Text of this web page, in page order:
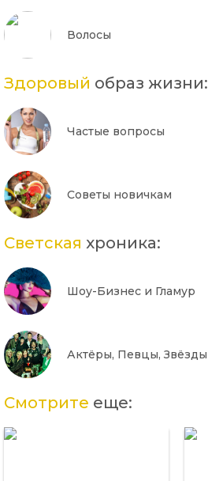
Волосы
Здоровый образ жизни:
Частые вопросы
Советы новичкам
Светская хроника:
Шоу-Бизнес и Гламур
Актёры, Певцы, Звёзды
Смотрите еще: